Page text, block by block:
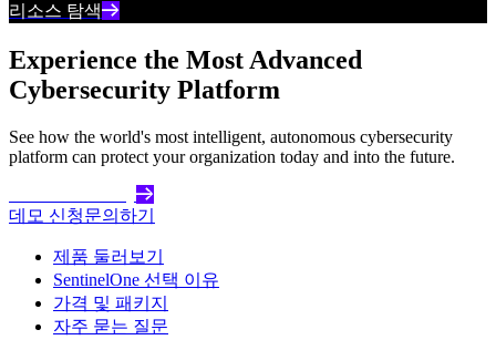
리소스 탐색
Experience the Most Advanced
Cybersecurity Platform
See how the world's most intelligent, autonomous cybersecurity
platform can protect your organization today and into the future.
데모 신청문의하기
제품 둘러보기
SentinelOne 선택 이유
가격 및 패키지
자주 묻는 질문